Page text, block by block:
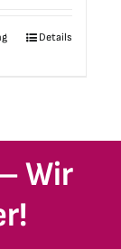
Dieses
Varianten
auf.
Optionen
Details
Wir